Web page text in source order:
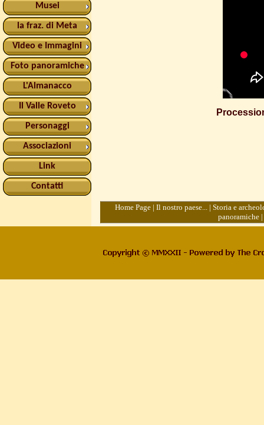
Musei
la fraz. di Meta
Video e Immagini
Foto panoramiche
L'Almanacco
Il Valle Roveto
Personaggi
Associazioni
Link
Contatti
Home Page | Il nostro paese... | Storia e
panoramiche|